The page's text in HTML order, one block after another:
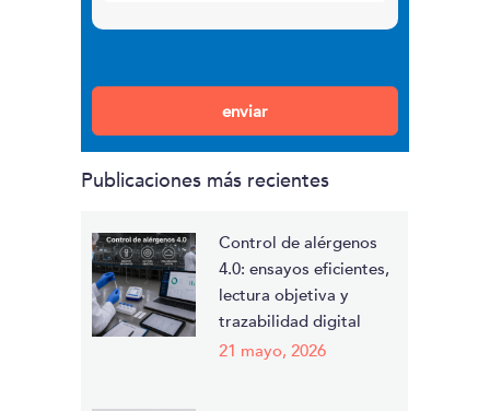
the
image
continue.
Publicaciones más recientes
Control de alérgenos
4.0: ensayos eficientes,
lectura objetiva y
trazabilidad digital
21 mayo, 2026